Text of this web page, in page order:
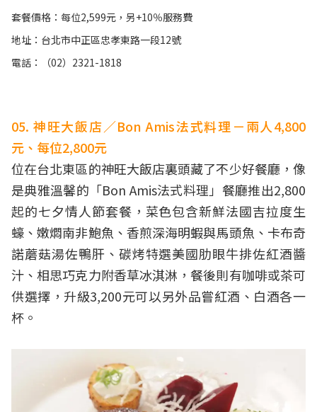
套餐價格：每位2,599元，另+10％服務費
地址：台北市中正區忠孝東路一段12號
電話：（02）2321-1818
05. 神旺大飯店／Bon Amis法式料理－兩人4,800
元、每位2,800元
位在台北東區的神旺大飯店裏頭藏了不少好餐廳，像
是典雅溫馨的「Bon Amis法式料理」餐廳推出2,800
起的七夕情人節套餐，菜色包含新鮮法國吉拉度生
蠔、嫩燜南非鮑魚、香煎深海明蝦與馬頭魚、卡布奇
諾蘑菇湯佐鴨肝、碳烤特選美國肋眼牛排佐紅酒醬
汁、相思巧克力附香草冰淇淋，餐後則有咖啡或茶可
供選擇，升級3,200元可以另外品嘗紅酒、白酒各一
杯。